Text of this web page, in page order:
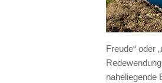
Freude“ oder
naheliegende